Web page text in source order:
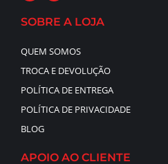
SOBRE A LOJA
QUEM SOMOS
TROCA E DEVOLUÇÃO
POLÍTICA DE ENTREGA
POLÍTICA DE PRIVACIDADE
BLOG
APOIO AO CLIENTE